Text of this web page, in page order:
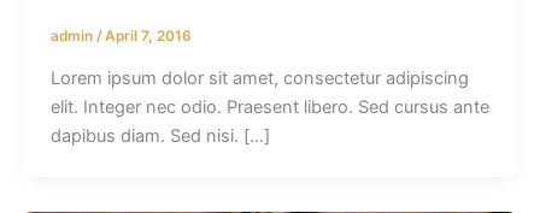
admin /April 7, 2016
Lorem ipsum dolor sit amet, consectetur adipiscing
elit. Integer nec odio. Praesent libero. Sed cursus ante
dapibus diam. Sed nisi. […]